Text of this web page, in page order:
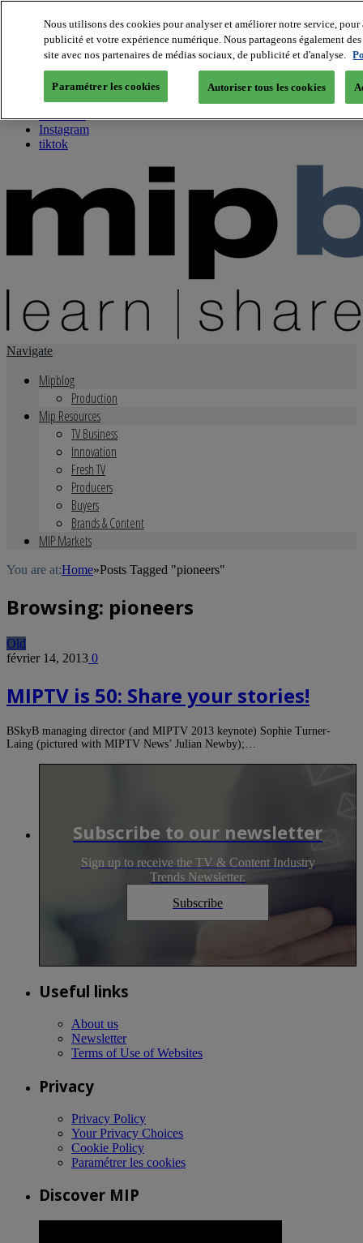
About us
Twitter
Facebook
Youtube
Instagram
tiktok
Navigate
Mipblog
Production
Mip Resources
TV Business
Innovation
Fresh TV
Producers
Buyers
Brands & Content
MIP Markets
You are at:Home»Posts Tagged "pioneers"
Browsing: pioneers
Old
février 14, 2013 0
MIPTV is 50: Share your stories!
BSkyB managing director (and MIPTV 2013 keynote) Sophie Turner-
Laing (pictured with MIPTV News’ Julian Newby);…
Subscribe to our newsletter
Sign up to receive the TV & Content Industry
Trends Newsletter.
Subscribe
Useful links
About us
Newsletter
Terms of Use of Websites
Privacy
Privacy Policy
Your Privacy Choices
Cookie Policy
Paramétrer les cookies
Discover MIP
Nous utilisons des cookies pour analyser et améliorer notre service,
publicité et votre expérience numérique. Nous partageons également
site avec nos partenaires de médias sociaux, de publicité et d'analyse.
Paramétrer les cookies Autoriser tous les cookies